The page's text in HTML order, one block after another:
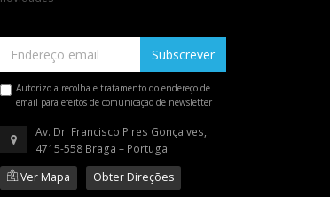
Subscrever
Autorizo a recolha e tratamento do endereço de
email para efeitos de comunicação de newsletter
Av. Dr. Francisco Pires Gonçalves,
4715-558 Braga – Portugal
Ver Mapa
Obter Direções